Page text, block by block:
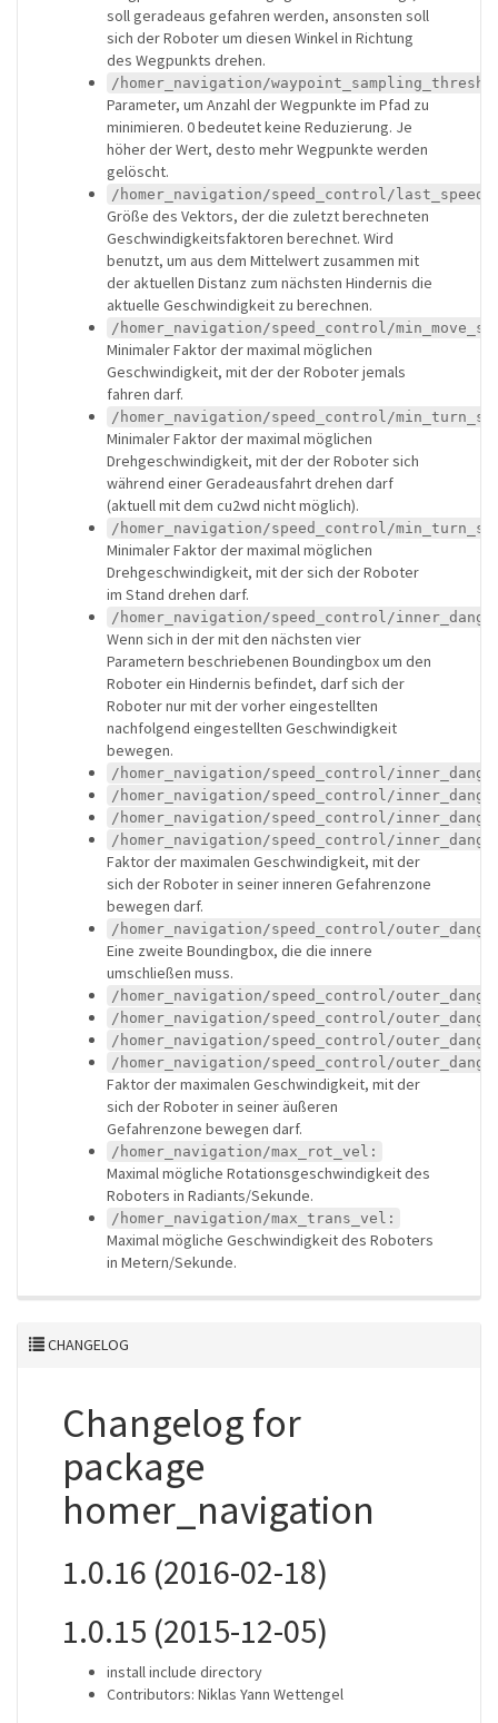
soll geradeaus gefahren werden, ansonsten soll
sich der Roboter um diesen Winkel in Richtung
des Wegpunkts drehen.
/homer_navigation/
Parameter, um Anzahl der Wegpunkte im Pfad zu
minimieren. 0 bedeutet keine Reduzierung. Je
höher der Wert, desto mehr Wegpunkte werden
gelöscht.
/homer_navigation/speed_control/
Größe des Vektors, der die zuletzt berechneten
Geschwindigkeitsfaktoren berechnet. Wird
benutzt, um aus dem Mittelwert zusammen mit
der aktuellen Distanz zum nächsten Hindernis die
aktuelle Geschwindigkeit zu berechnen.
/homer_navigation/speed_control/
Minimaler Faktor der maximal möglichen
Geschwindigkeit, mit der der Roboter jemals
fahren darf.
/homer_navigation/speed_control/
Minimaler Faktor der maximal möglichen
Drehgeschwindigkeit, mit der der Roboter sich
während einer Geradeausfahrt drehen darf
(aktuell mit dem cu2wd nicht möglich).
/homer_navigation/speed_control/
Minimaler Faktor der maximal möglichen
Drehgeschwindigkeit, mit der sich der Roboter
im Stand drehen darf.
/homer_navigation/speed_control/
Wenn sich in der mit den nächsten vier
Parametern beschriebenen Boundingbox um den
Roboter ein Hindernis befindet, darf sich der
Roboter nur mit der vorher eingestellten
nachfolgend eingestellten Geschwindigkeit
bewegen.
/homer_navigation/speed_control/
/homer_navigation/speed_control/
/homer_navigation/speed_control/
/homer_navigation/speed_control/
Faktor der maximalen Geschwindigkeit, mit der
sich der Roboter in seiner inneren Gefahrenzone
bewegen darf.
/homer_navigation/speed_control/
Eine zweite Boundingbox, die die innere
umschließen muss.
/homer_navigation/speed_control/
/homer_navigation/speed_control/
/homer_navigation/speed_control/
/homer_navigation/speed_control/
Faktor der maximalen Geschwindigkeit, mit der
sich der Roboter in seiner äußeren
Gefahrenzone bewegen darf.
/homer_navigation/max_rot_vel:
Maximal mögliche Rotationsgeschwindigkeit des
Roboters in Radiants/Sekunde.
/homer_navigation/max_trans_vel:
Maximal mögliche Geschwindigkeit des Roboters
in Metern/Sekunde.
CHANGELOG
Changelog for
package
homer_navigation
1.0.16 (2016-02-18)
1.0.15 (2015-12-05)
install include directory
Contributors: Niklas Yann Wettengel